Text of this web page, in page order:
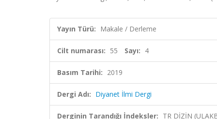
Yayın Türü: Makale / Derleme
Cilt numarası: 55 Sayı: 4
Basım Tarihi: 2019
Dergi Adı: Diyanet İlmi Dergi
Derginin Tarandığı İndeksler: TR DİZİN